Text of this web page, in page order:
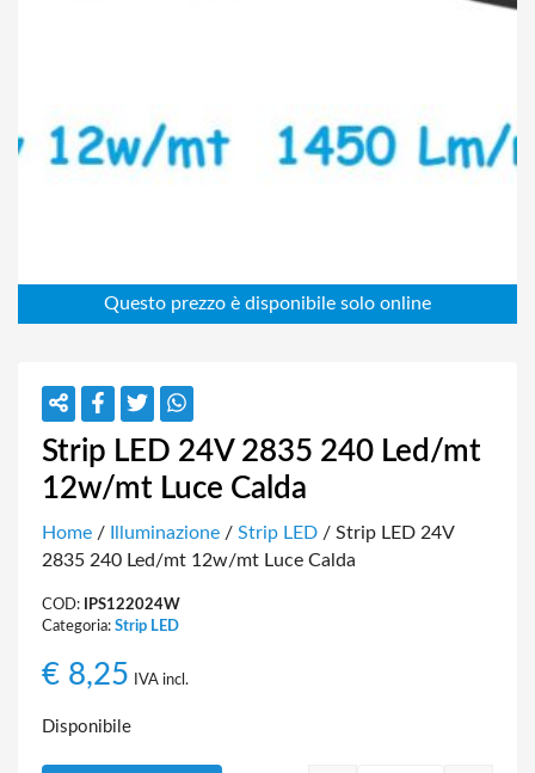
Strip LED 24V 2835 240 Led/mt
12w/mt Luce Calda
Home / Illuminazione / Strip LED / Strip LED 24V
2835 240 Led/mt 12w/mt Luce Calda
COD:
IPS122024W
Categoria: Strip LED
€ 8,25 IVA incl.
Disponibile